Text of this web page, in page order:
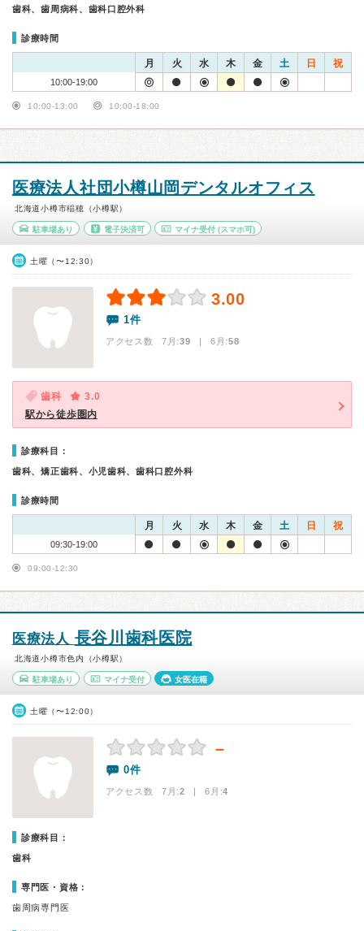
歯科、歯周病科、歯科口腔外科
診療時間
月 火 水 木 金 土 日 祝
10:00-19:00
10:00-13:00 10:00-18:00
医療法人社団小樽山岡デンタルオフィス
北海道小樽市稲穂（小樽駅）
駐車場あり 電子決済可 マイナ受付 (スマホ可)
土曜（〜12:30）
3.00
1件
アクセス数 7月:39 | 6月:58
歯科
3.0
駅から徒歩圏内
診療科目：
歯科、矯正歯科、小児歯科、歯科口腔外科
診療時間
月 火 水 木 金 土 日 祝
09:30-19:00
09:00-12:30
医療法人 長谷川歯科医院
北海道小樽市色内（小樽駅）
駐車場あり マイナ受付 女医在籍
土曜（〜12:00）
－
0件
アクセス数 7月:2 | 6月:4
診療科目：
歯科
専門医・資格：
歯周病専門医